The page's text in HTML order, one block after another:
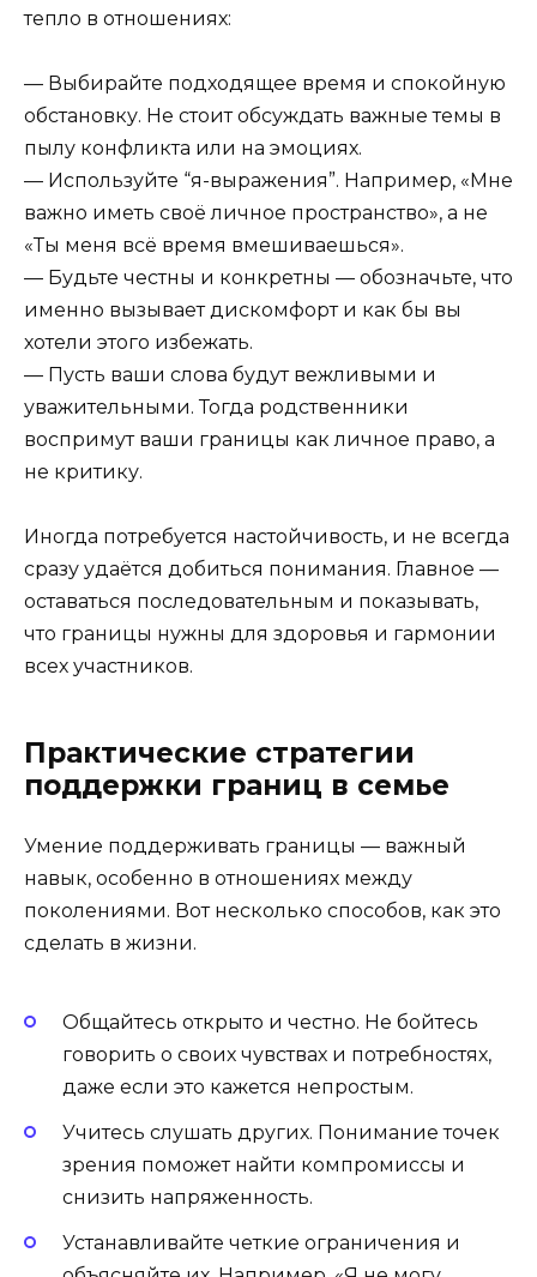
тепло в отношениях:
— Выбирайте подходящее время и спокойную
обстановку. Не стоит обсуждать важные темы в
пылу конфликта или на эмоциях.
— Используйте “я-выражения”. Например, «Мне
важно иметь своё личное пространство», а не
«Ты меня всё время вмешиваешься».
— Будьте честны и конкретны — обозначьте, что
именно вызывает дискомфорт и как бы вы
хотели этого избежать.
— Пусть ваши слова будут вежливыми и
уважительными. Тогда родственники
воспримут ваши границы как личное право, а
не критику.
Иногда потребуется настойчивость, и не всегда
сразу удаётся добиться понимания. Главное —
оставаться последовательным и показывать,
что границы нужны для здоровья и гармонии
всех участников.
Практические стратегии
поддержки границ в семье
Умение поддерживать границы — важный
навык, особенно в отношениях между
поколениями. Вот несколько способов, как это
сделать в жизни.
Общайтесь открыто и честно. Не бойтесь
говорить о своих чувствах и потребностях,
даже если это кажется непростым.
Учитесь слушать других. Понимание точек
зрения поможет найти компромиссы и
снизить напряженность.
Устанавливайте четкие ограничения и